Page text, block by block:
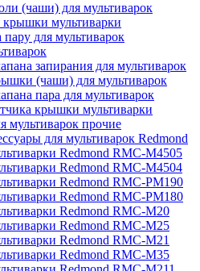
(чаши) для мультиварок
мультиварки
для мультиварок
запирания для мультиварок
(чаши) для мультиварок
пара для мультиварок
крышки мультиварки
мультиварок прочие
для мультиварок Redmond
Redmond RMC-M4505
Redmond RMC-M4504
Redmond RMC-PM190
Redmond RMC-PM180
Redmond RMC-M20
Redmond RMC-M25
Redmond RMC-M21
Redmond RMC-M35